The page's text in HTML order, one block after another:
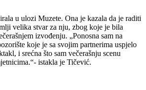
u ulozi Muzete. Ona je kazala da je raditi
velika stvar za nju, zbog koje je bila
izvođenju. „Ponosna sam na
koje je sa svojim partnerima uspjelo
i srećna što sam večerašnju scenu
istakla je Tičević.